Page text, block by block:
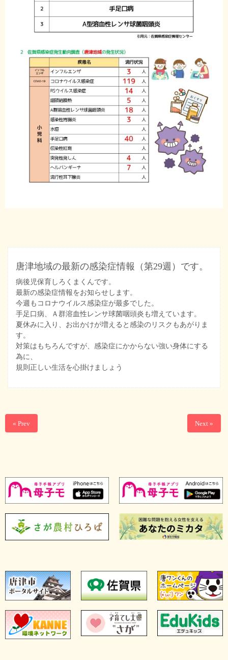
唐津地域の最新の感染症情報（第29週）です。
病後児保育しろくまくんです。
最新の感染症情報をお知らせします。
今週もコロナウイルス感染症が最多でした。
手足口病、Ａ群溶血性レンサ球菌咽頭炎も増えています。
夏休みに入り、お出かけが増えると感染のリスクもあがりま
す。
対策はもちろんですが、感染症にかからない強い身体にする
為に、
規則正しい生活を心掛けましょう
« Prev Next »